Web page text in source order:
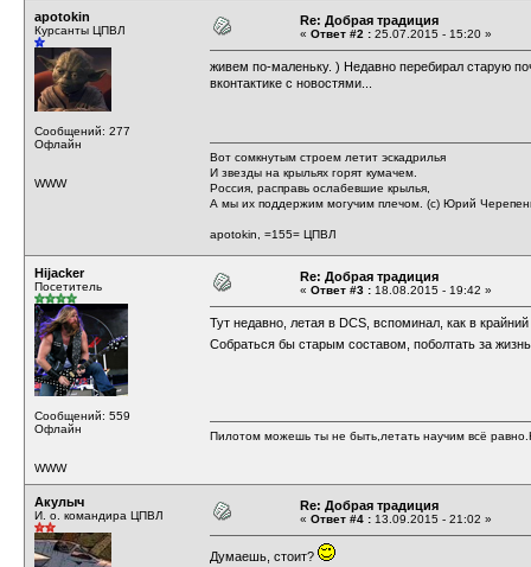
apotokin
Курсанты ЦПВЛ
Сообщений: 277
Офлайн
WWW
Re: Добрая традиция
« Ответ #2 : 25.07.2015 - 15:20 »
живем по-маленьку. ) Недавно перебирал старую
вконтактике с новостями...
Вот сомкнутым строем летит эскадрилья
И звезды на крыльях горят кумачем.
Россия, расправь ослабевшие крылья,
А мы их поддержим могучим плечом. (c) Юрий
apotokin, =155= ЦПВЛ
Hijacker
Посетитель
Сообщений: 559
Офлайн
WWW
Re: Добрая традиция
« Ответ #3 : 18.08.2015 - 19:42 »
Тут недавно, летая в DCS, вспоминал, как в
Собраться бы старым составом, поболтать за
Пилотом можешь ты не быть,летать научим всё
Акулыч
И. о. командира ЦПВЛ
Re: Добрая традиция
« Ответ #4 : 13.09.2015 - 21:02 »
Думаешь, стоит?